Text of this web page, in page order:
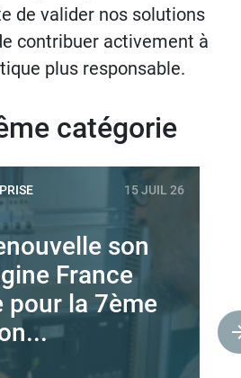
de valider nos solutions
contribuer activement à
plus responsable.
catégorie
15 JUIL 26
son
France
pour la 7ème